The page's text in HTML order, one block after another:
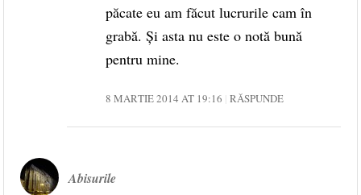
păcate eu am făcut lucrurile cam în
grabă. Și asta nu este o notă bună
pentru mine.
8 MARTIE 2014 AT 19:16 RĂSPUNDE
Abisurile